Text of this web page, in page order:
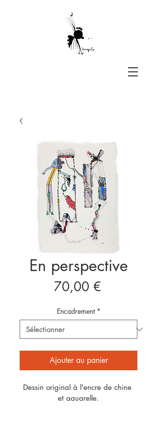
En perspective
70,00 €Prix
Encadrement *
Ajouter au panier
Dessin original à l'encre de chine
et aquarelle.